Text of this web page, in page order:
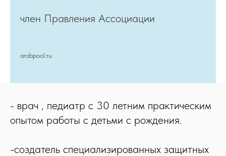
член Правления Ассоциации
arobpool.ru
- врач , педиатр с 30 летним практическим
опытом работы с детьми с рождения.
-создатель специализированных защитных